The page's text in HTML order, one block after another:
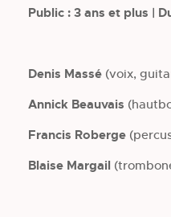
Public : 3 ans et plus |
Denis Massé (voix,
Annick Beauvais
Francis Roberge
Blaise Margail